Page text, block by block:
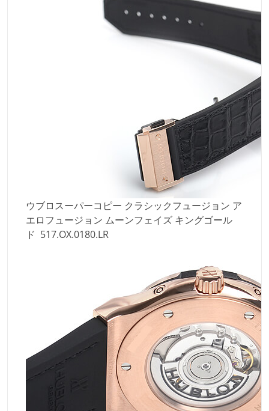
ウブロスーパーコピー クラシックフュージョン ア
エロフュージョン ムーンフェイズ キングゴール
ド 517.OX.0180.LR